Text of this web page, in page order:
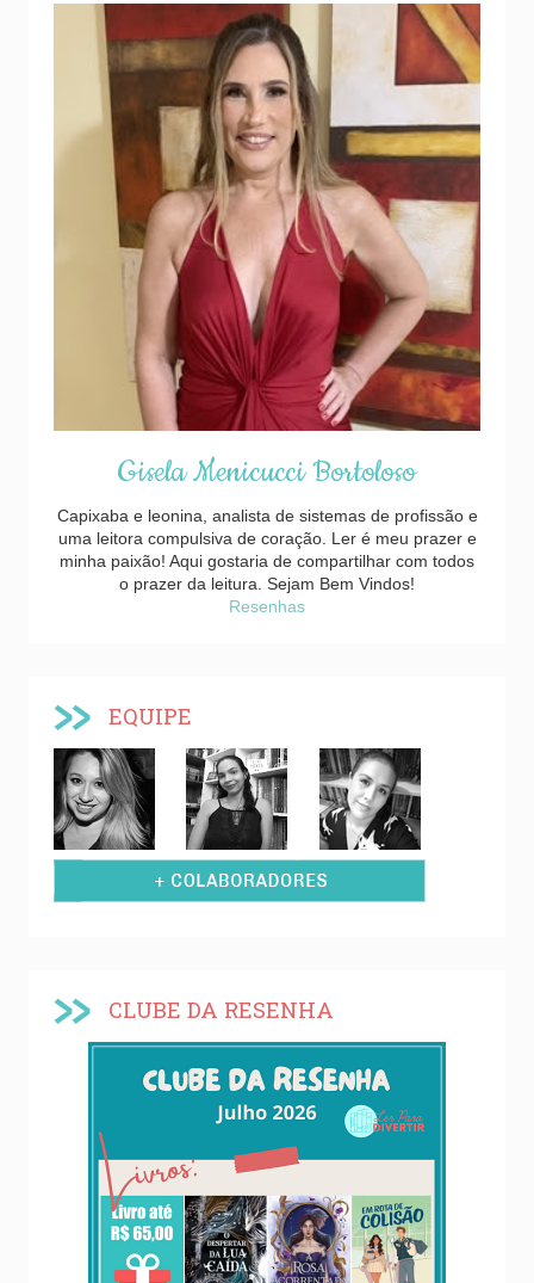
Gisela Menicucci Bortoloso
Capixaba e leonina, analista de sistemas de profissão e
uma leitora compulsiva de coração. Ler é meu prazer e
minha paixão! Aqui gostaria de compartilhar com todos
o prazer da leitura. Sejam Bem Vindos!
Resenhas
EQUIPE
CLUBE DA RESENHA